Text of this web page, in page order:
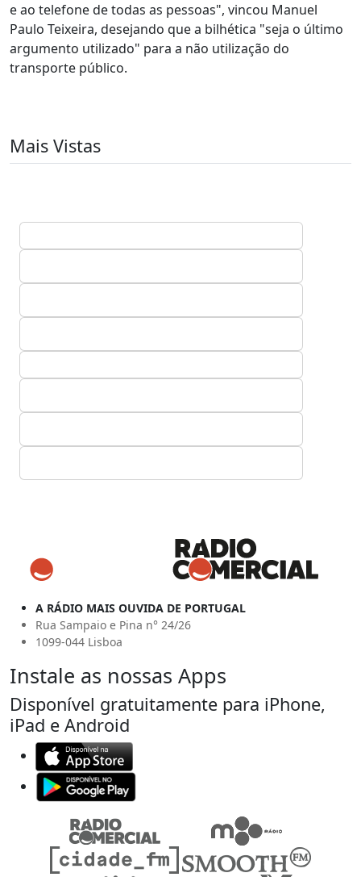
e ao telefone de todas as pessoas", vincou Manuel
Paulo Teixeira, desejando que a bilhética "seja o último
argumento utilizado" para a não utilização do
transporte público.
Mais Vistas
A RÁDIO MAIS OUVIDA DE PORTUGAL
Rua Sampaio e Pina n° 24/26
1099-044 Lisboa
Instale as nossas Apps
Disponível gratuitamente para iPhone,
iPad e Android